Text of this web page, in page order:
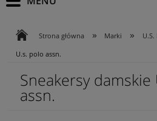
Strona główna » Marki »
U.s. polo assn.
Sneakersy damskie
assn.